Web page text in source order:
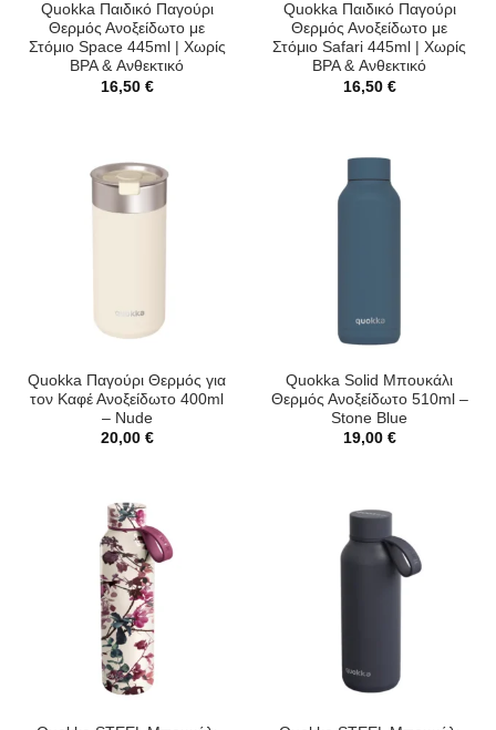
Quokka Παιδικό Παγούρι
Θερμός Ανοξείδωτο με
Στόμιο Space 445ml | Χωρίς
BPA & Ανθεκτικό
16,50 €
Quokka Παιδικό Παγούρι
Θερμός Ανοξείδωτο με
Στόμιο Safari 445ml | Χωρίς
BPA & Ανθεκτικό
16,50 €
Quokka Παγούρι Θερμός για
τον Καφέ Ανοξείδωτο 400ml
– Nude
20,00 €
Quokka Solid Μπουκάλι
Θερμός Ανοξείδωτο 510ml –
Stone Blue
19,00 €